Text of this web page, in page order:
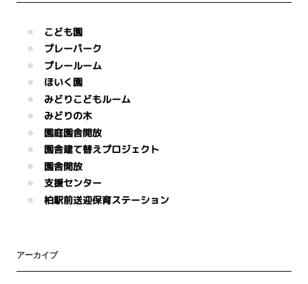
こども園
プレーパーク
プレールーム
ほいく園
みどりこどもルーム
みどりの木
園庭園舎開放
園舎建て替えプロジェクト
園舎開放
支援センター
柏駅前送迎保育ステーション
アーカイブ